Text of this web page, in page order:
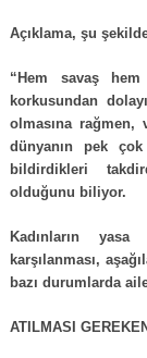
Açıklama, şu
“Hem savaş hem
korkusundan
olmasına rağmen,
dünyanın pek
bildirdikleri
olduğunu biliyor.
Kadınların
karşılanması,
bazı durumlarda
ATILMASI